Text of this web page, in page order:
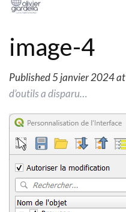
image-4
Published5 janvier 2024at
d’outils a disparu…